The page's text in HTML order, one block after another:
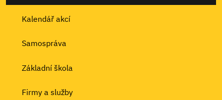
Kalendář akcí
Samospráva
Základní škola
Firmy a služby